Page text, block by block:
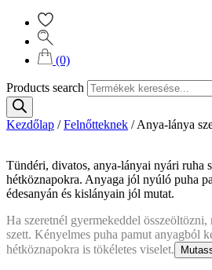
(0)
Products search
Kezdőlap /Felnőtteknek /Anya-lánya
Tündéri, divatos, anya-lányai nyári ruha
hétköznapokra. Anyaga jól nyúló puha
édesanyán és kislányain jól mutat.
Ha szeretnél gyermekeddel összeöltözni,
szett. Kényelmes puha pamut anyagból
hétköznapokra is tökéletes viselet.